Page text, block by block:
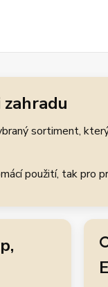
sortiment,
použití, tak pro